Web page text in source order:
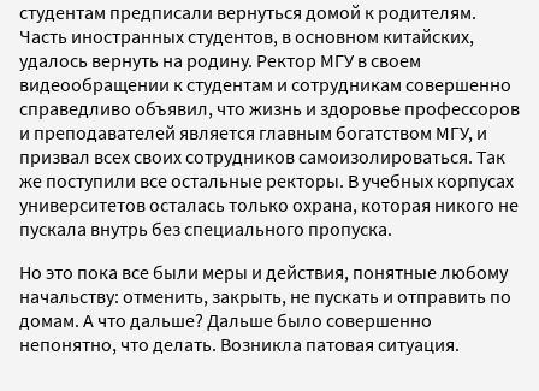
студентам предписали вернуться домой к родителям.
Часть иностранных студентов, в основном китайских,
удалось вернуть на родину. Ректор МГУ в своем
видеообращении к студентам и сотрудникам совершенно
справедливо объявил, что жизнь и здоровье профессоров
и преподавателей является главным богатством МГУ, и
призвал всех своих сотрудников самоизолироваться. Так
же поступили все остальные ректоры. В учебных корпусах
университетов осталась только охрана, которая никого не
пускала внутрь без специального пропуска.
Но это пока все были меры и действия, понятные любому
начальству: отменить, закрыть, не пускать и отправить по
домам. А что дальше? Дальше было совершенно
непонятно, что делать. Возникла патовая ситуация.